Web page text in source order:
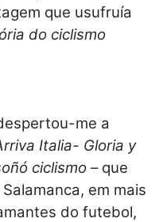
que usufruía
do ciclismo
me a
Italia- Gloria y
ciclismo – que
em mais
do futebol,